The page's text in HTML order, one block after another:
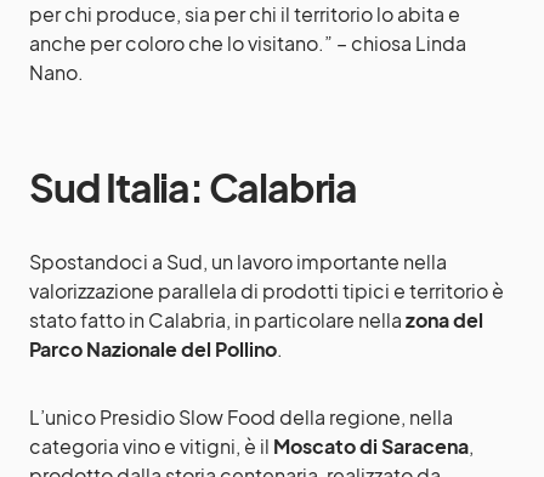
per chi produce, sia per chi il territorio lo abita e
anche per coloro che lo visitano.” – chiosa Linda
Nano.
Sud Italia: Calabria
Spostandoci a Sud, un lavoro importante nella
valorizzazione parallela di prodotti tipici e territorio è
stato fatto in Calabria, in particolare nellazona del
Parco Nazionale del Pollino.
L’unico Presidio Slow Food della regione, nella
categoria vino e vitigni, è il Moscato di Saracena,